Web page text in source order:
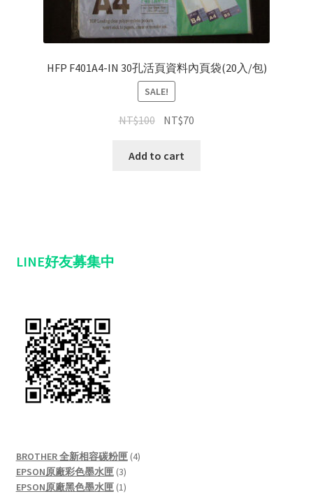
HFP F401A4-IN 30孔活頁資料內頁袋(20入/包)
SALE!
NT$100 NT$70
Add to cart
LINE好友募集中
BROTHER 全新相容碳粉匣 44
EPSON原廠彩色墨水匣 33
products
EPSON原廠黑色墨水匣 11